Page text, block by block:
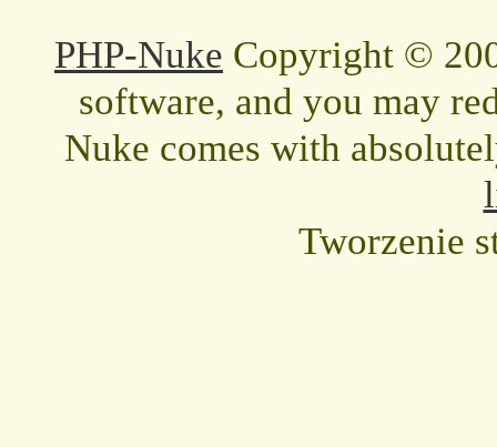
PHP-Nuke Copyright ©
software, and you may
Nuke comes with
Tworzenie